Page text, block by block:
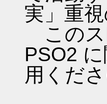
実」重
このス
PSO2
用くださ